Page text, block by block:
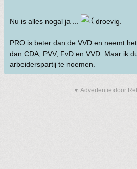
Nu is alles nogal ja ... droevig.
PRO is beter dan de VVD en neemt
dan CDA, PVV, FvD en VVD. Maar ik
arbeiderspartij te noemen.
▼ Advertentie door